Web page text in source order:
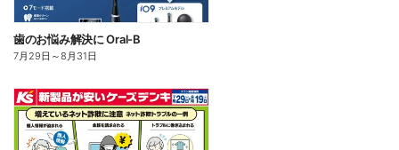
歯のお悩み解決に Oral-B
7月29日 ～8月31日